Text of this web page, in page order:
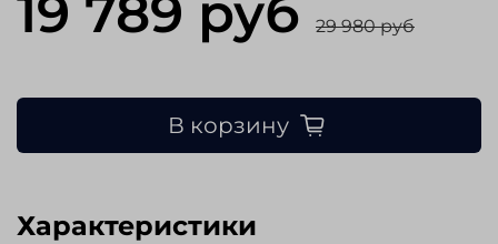
19 789 руб 29 980 руб
В корзину
Характеристики